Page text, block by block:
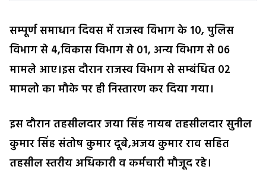
सम्पूर्ण समाधान दिवस में राजस्व विभाग के 10, पुलिस
विभाग से 4,विकास विभाग से 01, अन्य विभाग से 06
मामले आए।इस दौरान राजस्व विभाग से सम्बंधित 02
मामलो का मौके पर ही निस्तारण कर दिया गया।
इस दौरान तहसीलदार जया सिंह नायब तहसीलदार सुनील
कुमार सिंह संतोष कुमार दूबे,अजय कुमार राव सहित
तहसील स्तरीय अधिकारी व कर्मचारी मौजूद रहे।